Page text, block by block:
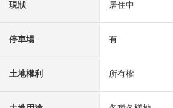
現狀 居住中
停車場 有
土地權利 所有權